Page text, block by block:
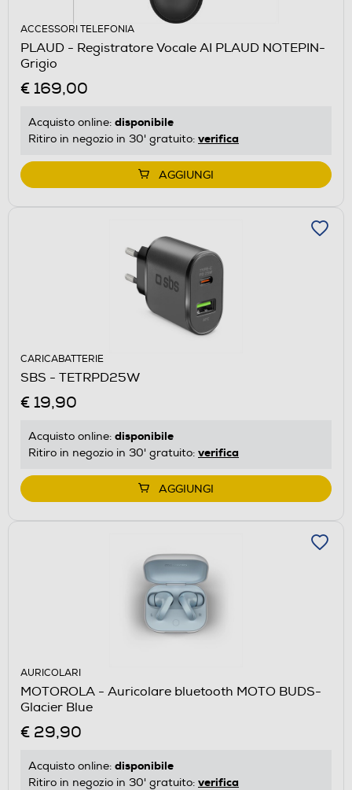
ACCESSORI TELEFONIA
PLAUD - Registratore Vocale AI PLAUD NOTEPIN-
Grigio
€ 169,00
Acquisto online: disponibile
Ritiro in negozio in 30' gratuito: verifica
AGGIUNGI
CARICABATTERIE
SBS - TETRPD25W
€ 19,90
Acquisto online: disponibile
Ritiro in negozio in 30' gratuito: verifica
AGGIUNGI
AURICOLARI
MOTOROLA - Auricolare bluetooth MOTO BUDS-
Glacier Blue
€ 29,90
Acquisto online: disponibile
Ritiro in negozio in 30' gratuito: verifica